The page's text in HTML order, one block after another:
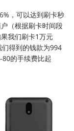
，可以达到刷卡秒
（根据刷卡时间段
我们刷卡1万元
得到的钱款为994
的手续费比起